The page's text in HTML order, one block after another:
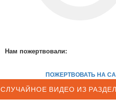
Нам пожертвовали:
ПОЖЕРТВОВАТЬ НА
СЛУЧАЙНОЕ ВИДЕО ИЗ